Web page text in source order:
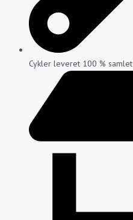
Cykler leveret 100 % samlet